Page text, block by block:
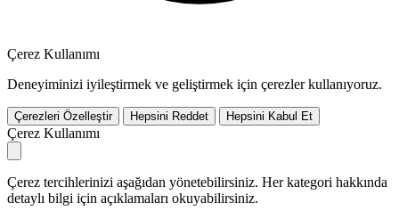
Çerez Kullanımı
Deneyiminizi iyileştirmek ve geliştirmek için çerezler kullanıyoruz.
Çerezleri Özelleştir Hepsini Reddet Hepsini Kabul Et
Çerez Kullanımı
Çerez tercihlerinizi aşağıdan yönetebilirsiniz. Her kategori hakkında
detaylı bilgi için açıklamaları okuyabilirsiniz.